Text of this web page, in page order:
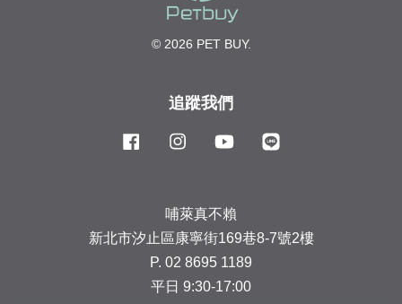
© 2026 PET BUY.
追蹤我們
Facebook Instagram YouTube
哺萊真不賴
新北市汐止區康寧街169巷8-7號2樓
P. 02 8695 1189
平日 9:30-17:00